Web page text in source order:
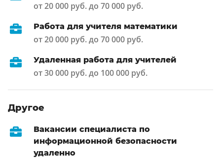
от 20 000 руб. до 70 000 руб.
Работа для учителя математики
от 20 000 руб. до 70 000 руб.
Удаленная работа для учителей
от 30 000 руб. до 100 000 руб.
Другое
Вакансии специалиста по
информационной безопасности
удаленно